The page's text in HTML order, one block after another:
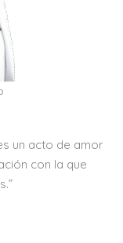
un acto de amor
con la que